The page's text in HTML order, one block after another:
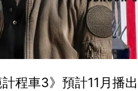
計程車3》預計11月播